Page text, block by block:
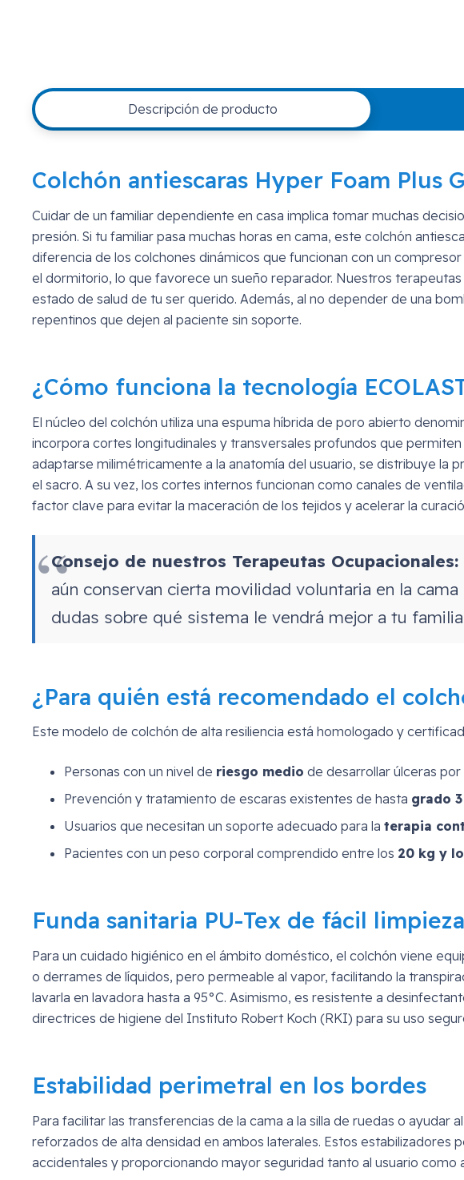
Descripción de producto
Colchón antiescaras Hyper Foam Plus
Cuidar de un familiar dependiente en casa implica tomar muchas
presión. Si tu familiar pasa muchas horas en cama, este colchón
diferencia de los colchones dinámicos que funcionan con un
el dormitorio, lo que favorece un sueño reparador. Nuestros
estado de salud de tu ser querido. Además, al no depender de una
repentinos que dejen al paciente sin soporte.
¿Cómo funciona la tecnología
El núcleo del colchón utiliza una espuma híbrida de poro abierto
incorpora cortes longitudinales y transversales profundos que
adaptarse milimétricamente a la anatomía del usuario, se distribuye la
el sacro. A su vez, los cortes internos funcionan como canales de
factor clave para evitar la maceración de los tejidos y acelerar la
Consejo de nuestros Terapeutas Ocupacionales:
aún conservan cierta movilidad voluntaria en la
dudas sobre qué sistema le vendrá mejor a tu
¿Para quién está recomendado el
Este modelo de colchón de alta resiliencia está homologado y
Personas con un nivel de riesgo medio de desarrollar úlceras
Prevención y tratamiento de escaras existentes de hasta grado
Usuarios que necesitan un soporte adecuado para la terapia
Pacientes con un peso corporal comprendido entre los 20 kg y
Funda sanitaria PU-Tex de fácil limpieza
Para un cuidado higiénico en el ámbito doméstico, el colchón viene
o derrames de líquidos, pero permeable al vapor, facilitando la
lavarla en lavadora hasta a 95°C. Asimismo, es resistente a
directrices de higiene del Instituto Robert Koch (RKI) para su uso
Estabilidad perimetral en los bordes
Para facilitar las transferencias de la cama a la silla de ruedas o
reforzados de alta densidad en ambos laterales. Estos
accidentales y proporcionando mayor seguridad tanto al usuario como